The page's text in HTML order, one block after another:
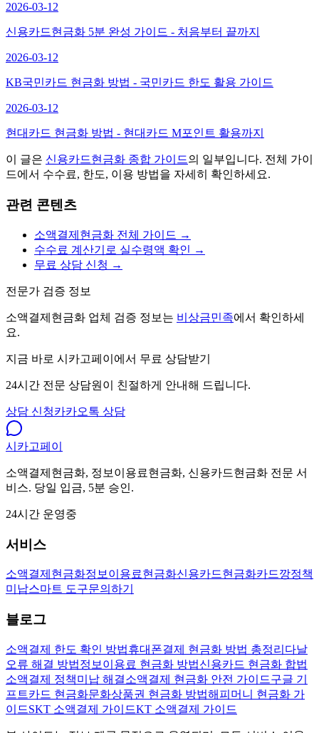
2026-03-12
신용카드현금화 5분 완성 가이드 - 처음부터 끝까지
2026-03-12
KB국민카드 현금화 방법 - 국민카드 한도 활용 가이드
2026-03-12
현대카드 현금화 방법 - 현대카드 M포인트 활용까지
이 글은 신용카드현금화 종합 가이드의 일부입니다. 전체 가이
드에서 수수료, 한도, 이용 방법을 자세히 확인하세요.
관련 콘텐츠
소액결제현금화 전체 가이드 →
수수료 계산기로 실수령액 확인 →
무료 상담 신청 →
전문가 검증 정보
소액결제현금화 업체 검증 정보는 비상금민족에서 확인하세
요.
지금 바로 시카고페이에서 무료 상담받기
24시간 전문 상담원이 친절하게 안내해 드립니다.
상담 신청카카오톡 상담
시카고페이
소액결제현금화, 정보이용료현금화, 신용카드현금화 전문 서
비스. 당일 입금, 5분 승인.
24시간 운영중
서비스
소액결제현금화정보이용료현금화신용카드현금화카드깡정책
미납스마트 도구문의하기
블로그
소액결제 한도 확인 방법휴대폰결제 현금화 방법 총정리 다날
오류 해결 방법정보이용료 현금화 방법신용카드 현금화 합법
소액결제 정책미납 해결소액결제 현금화 안전 가이드구글 기
프트카드 현금화문화상품권 현금화 방법해피머니 현금화 가
이드SKT 소액결제 가이드KT 소액결제 가이드